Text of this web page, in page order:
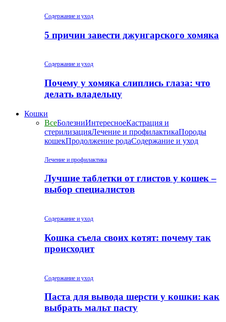
Содержание и уход
5 причин завести джунгарского хомяка
Содержание и уход
Почему у хомяка слиплись глаза: что
делать владельцу
Кошки
ВсеБолезниИнтересноеКастрация и
стерилизацияЛечение и профилактикаПороды
кошекПродолжение родаСодержание и уход
Лечение и профилактика
Лучшие таблетки от глистов у кошек –
выбор специалистов
Содержание и уход
Кошка съела своих котят: почему так
происходит
Содержание и уход
Паста для вывода шерсти у кошки: как
выбрать мальт пасту